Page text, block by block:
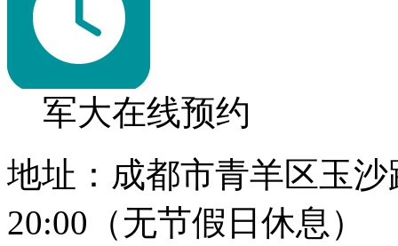
军大在线预约
地址：成都市青羊区玉
20:00（无节假日休息）